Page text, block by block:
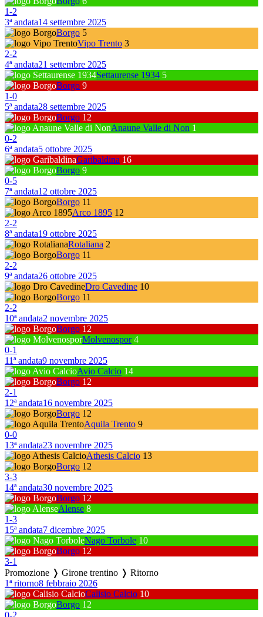
1-2
3ª andata14 settembre 2025
Borgo 5
Vipo Trento 3
2-2
4ª andata21 settembre 2025
Settaurense 1934 5
Borgo 9
1-0
5ª andata28 settembre 2025
Borgo 12
Anaune Valle di Non 1
0-2
6ª andata5 ottobre 2025
Garibaldina 16
Borgo 9
0-5
7ª andata12 ottobre 2025
Borgo 11
Arco 1895 12
2-2
8ª andata19 ottobre 2025
Rotaliana 2
Borgo 11
2-2
9ª andata26 ottobre 2025
Dro Cavedine 10
Borgo 11
2-2
10ª andata2 novembre 2025
Borgo 12
Molvenospor 4
0-1
11ª andata9 novembre 2025
Avio Calcio 14
Borgo 12
2-1
12ª andata16 novembre 2025
Borgo 12
Aquila Trento 9
0-0
13ª andata23 novembre 2025
Athesis Calcio 13
Borgo 12
3-3
14ª andata30 novembre 2025
Borgo 12
Alense 8
1-3
15ª andata7 dicembre 2025
Nago Torbole 10
Borgo 12
3-1
Promozione ❭ Girone trentino ❭ Ritorno
1ª ritorno8 febbraio 2026
Calisio Calcio 10
Borgo 12
0-2